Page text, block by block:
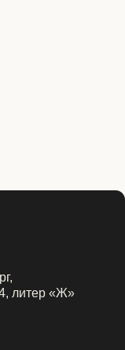
литер «Ж»